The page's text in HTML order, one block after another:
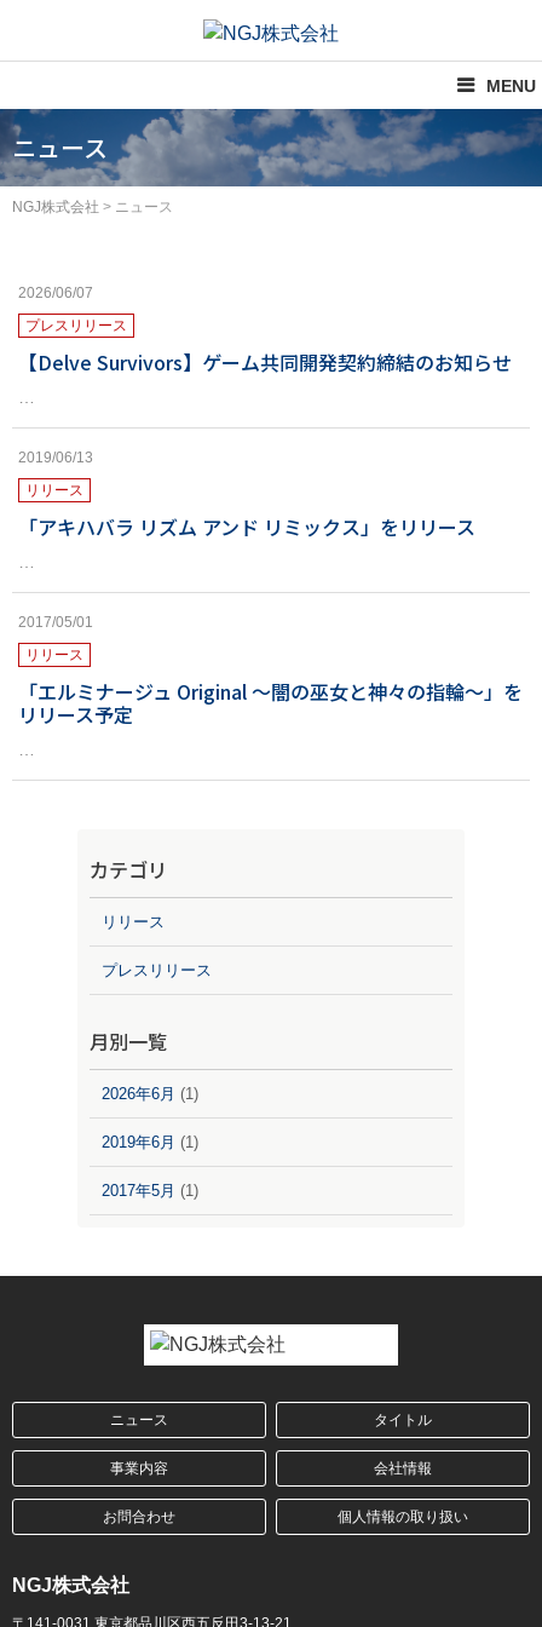
ツ
へ
ス
キ
MENU
ニュース
NGJ株式会社 > ニュース
2026/06/07
プレスリリース
【Delve Survivors】ゲーム共同開発契約締結のお知らせ
2019/06/13
リリース
「アキハバラ リズム アンド リミックス」をリリース
2017/05/01
リリース
「エルミナージュ Original ～闇の巫女と神々の指輪～」を
リリース予定
カテゴリ
リリース
プレスリリース
月別一覧
2026年6月 (1)
2019年6月 (1)
2017年5月 (1)
ニュース タイトル
事業内容 会社情報
お問合わせ 個人情報の取り扱い
NGJ株式会社
〒141-0031 東京都品川区西五反田3-13-21